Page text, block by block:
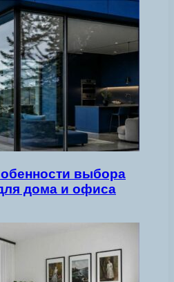
выбора
дома и офиса